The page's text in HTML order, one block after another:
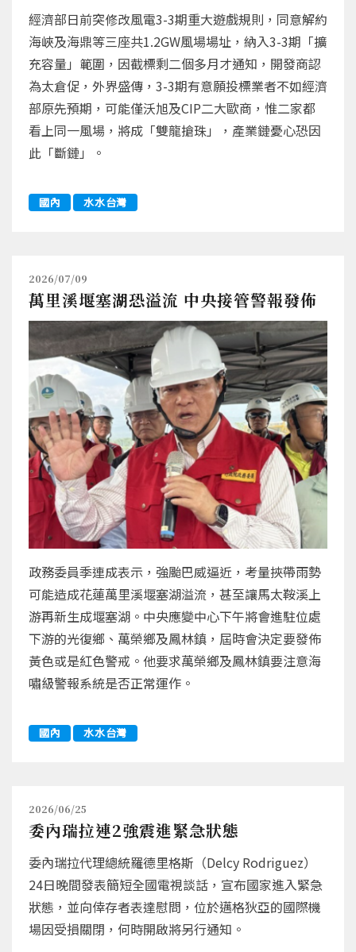
經濟部日前突修改風電3-3期重大遊戲規則，同意解約
海峽及海鼎等三座共1.2GW風場場址，納入3-3期「擴
充容量」範圍，因截標剩二個多月才通知，開發商認
為太倉促，外界盛傳，3-3期有意願投標業者不如經濟
部原先預期，可能僅沃旭及CIP二大歐商，惟二家都
看上同一風場，將成「雙龍搶珠」，產業鏈憂心恐因
此「斷鏈」。
國內 水水台灣
2026/07/09
萬里溪堰塞湖恐溢流 中央接管警報發佈
政務委員季連成表示，強颱巴威逼近，考量挾帶雨勢
可能造成花蓮萬里溪堰塞湖溢流，甚至讓馬太鞍溪上
游再新生成堰塞湖。中央應變中心下午將會進駐位處
下游的光復鄉、萬榮鄉及鳳林鎮，屆時會決定要發佈
黃色或是紅色警戒。他要求萬榮鄉及鳳林鎮要注意海
嘯級警報系統是否正常運作。
國內 水水台灣
2026/06/25
委內瑞拉連2強震進緊急狀態
委內瑞拉代理總統羅德里格斯（Delcy Rodriguez）
24日晚間發表簡短全國電視談話，宣布國家進入緊急
狀態，並向倖存者表達慰問，位於邁格狄亞的國際機
場因受損關閉，何時開啟將另行通知。